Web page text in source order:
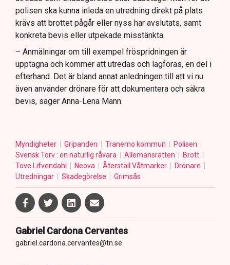
polisen ska kunna inleda en utredning direkt på plats
krävs att brottet pågår eller nyss har avslutats, samt
konkreta bevis eller utpekade misstänkta.
– Anmälningar om till exempel fröspridningen är
upptagna och kommer att utredas och lagföras, en del i
efterhand. Det är bland annat anledningen till att vi nu
även använder drönare för att dokumentera och säkra
bevis, säger Anna-Lena Mann.
Myndigheter Gripanden Tranemo kommun
Polisen
Svensk Torv : en naturlig råvara
Allemansrätten
Brott
Tove Lifvendahl
Neova Återställ Våtmarker
Drönare
Utredningar
Skadegörelse Grimsås
Gabriel Cardona Cervantes
gabriel.cardona.cervantes@tn.se